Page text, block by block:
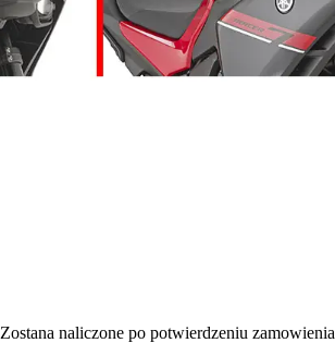
Zostana naliczone po potwierdzeniu zamowienia